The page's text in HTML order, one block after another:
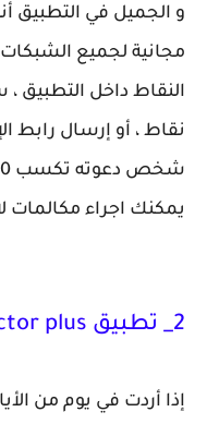
و الجميل في التطبيق
مجانية لجميع
النقاط داخل التطبيق
نقاط ، أو إرسال رابط
يمكنك اجراء مكالمات
2_ تطبيق Phone doctor plus :
إذا أردت في يوم من